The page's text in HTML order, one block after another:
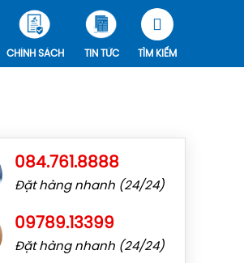
CHÍNH SÁCH TIN TỨC TÌM KIẾM
084.761.8888
Đặt hàng nhanh (24/24)
09789.13399
Đặt hàng nhanh (24/24)